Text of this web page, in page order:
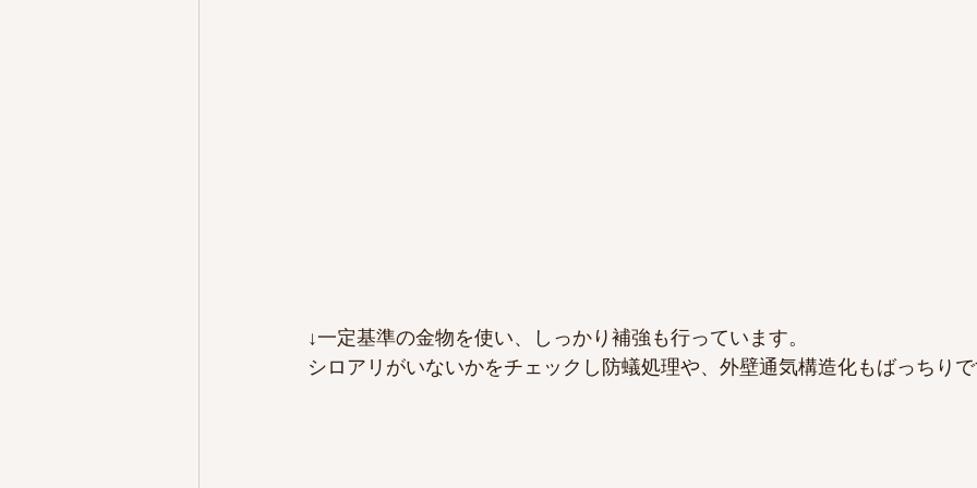
↓一定基準の金物を使い、しっかり補強も行っています。
シロアリがいないかをチェックし防蟻処理や、外壁通気構造化もばっちり